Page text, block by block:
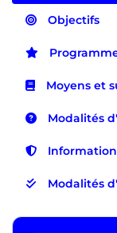
Objectifs
Moyens et
Modalités
Modalités